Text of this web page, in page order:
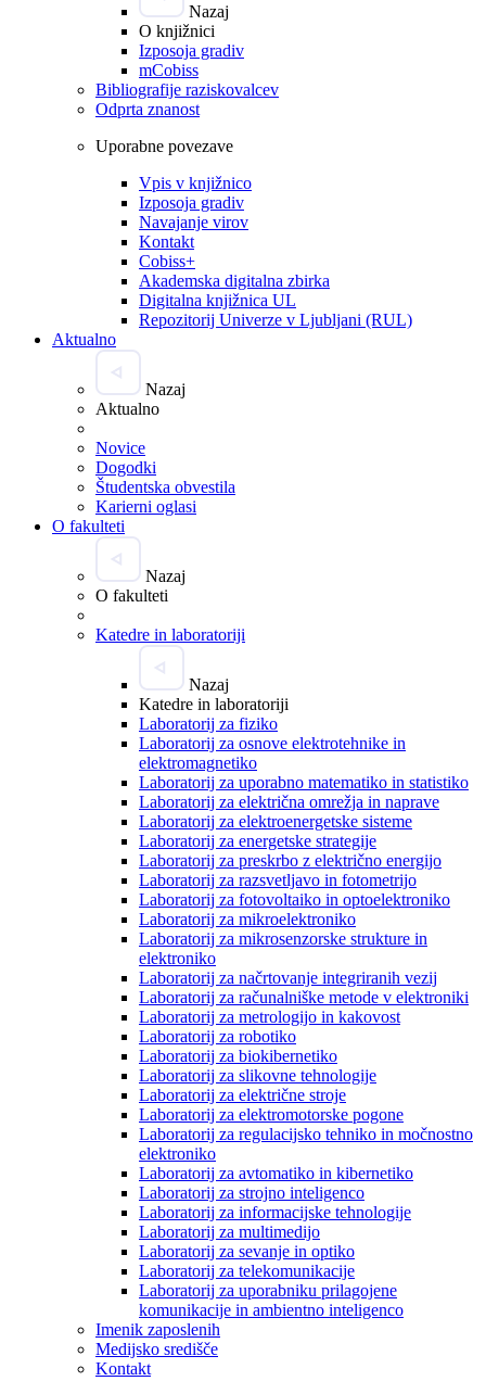
Nazaj
O knjižnici
Izposoja gradiv
mCobiss
Bibliografije raziskovalcev
Odprta znanost
Uporabne povezave
Vpis v knjižnico
Izposoja gradiv
Navajanje virov
Kontakt
Cobiss+
Akademska digitalna zbirka
Digitalna knjižnica UL
Repozitorij Univerze v Ljubljani (RUL)
Aktualno
Nazaj
Aktualno
Novice
Dogodki
Študentska obvestila
Karierni oglasi
O fakulteti
Nazaj
O fakulteti
Katedre in laboratoriji
Nazaj
Katedre in laboratoriji
Laboratorij za fiziko
Laboratorij za osnove elektrotehnike in
elektromagnetiko
Laboratorij za uporabno matematiko in statistiko
Laboratorij za električna omrežja in naprave
Laboratorij za elektroenergetske sisteme
Laboratorij za energetske strategije
Laboratorij za preskrbo z električno energijo
Laboratorij za razsvetljavo in fotometrijo
Laboratorij za fotovoltaiko in optoelektroniko
Laboratorij za mikroelektroniko
Laboratorij za mikrosenzorske strukture in
elektroniko
Laboratorij za načrtovanje integriranih vezij
Laboratorij za računalniške metode v elektroniki
Laboratorij za metrologijo in kakovost
Laboratorij za robotiko
Laboratorij za biokibernetiko
Laboratorij za slikovne tehnologije
Laboratorij za električne stroje
Laboratorij za elektromotorske pogone
Laboratorij za regulacijsko tehniko in močnostno
elektroniko
Laboratorij za avtomatiko in kibernetiko
Laboratorij za strojno inteligenco
Laboratorij za informacijske tehnologije
Laboratorij za multimedijo
Laboratorij za sevanje in optiko
Laboratorij za telekomunikacije
Laboratorij za uporabniku prilagojene
komunikacije in ambientno inteligenco
Imenik zaposlenih
Medijsko središče
Kontakt